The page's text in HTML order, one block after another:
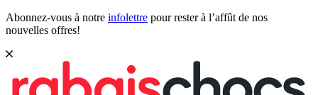
Abonnez-vous à notre infolettre pour rester à l’affût de nos
nouvelles offres!